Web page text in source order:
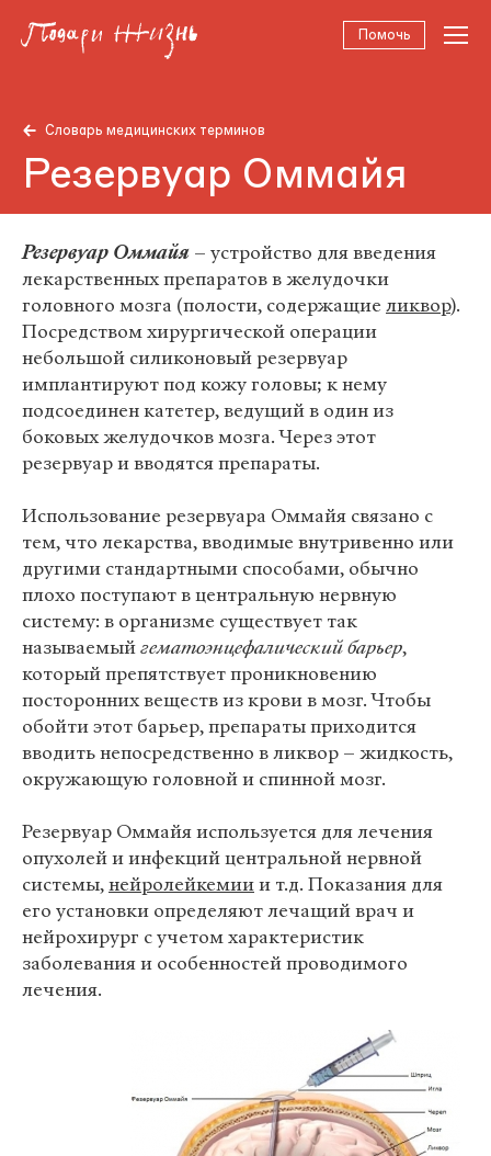
Помочь
Словарь медицинских терминов
Резервуар Оммайя
Резервуар Оммайя – устройство для введения
лекарственных препаратов в желудочки
головного мозга (полости, содержащие ликвор).
Посредством хирургической операции
небольшой силиконовый резервуар
имплантируют под кожу головы; к нему
подсоединен катетер, ведущий в один из
боковых желудочков мозга. Через этот
резервуар и вводятся препараты.
Использование резервуара Оммайя связано с
тем, что лекарства, вводимые внутривенно или
другими стандартными способами, обычно
плохо поступают в центральную нервную
систему: в организме существует так
называемыйгематоэнцефалический барьер,
который препятствует проникновению
посторонних веществ из крови в мозг. Чтобы
обойти этот барьер, препараты приходится
вводить непосредственно в ликвор – жидкость,
окружающую головной и спинной мозг.
Резервуар Оммайя используется для лечения
опухолей и инфекций центральной нервной
системы,нейролейкемиии т.д. Показания для
его установки определяют лечащий врач и
нейрохирург с учетом характеристик
заболевания и особенностей проводимого
лечения.